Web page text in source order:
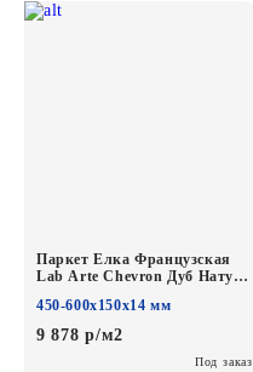
Паркет Елка Французская
Lab Arte Chevron Дуб Натур
600/450х150х14/3/45°
450-600х150х14 мм
9 878 р/м2
Под заказ